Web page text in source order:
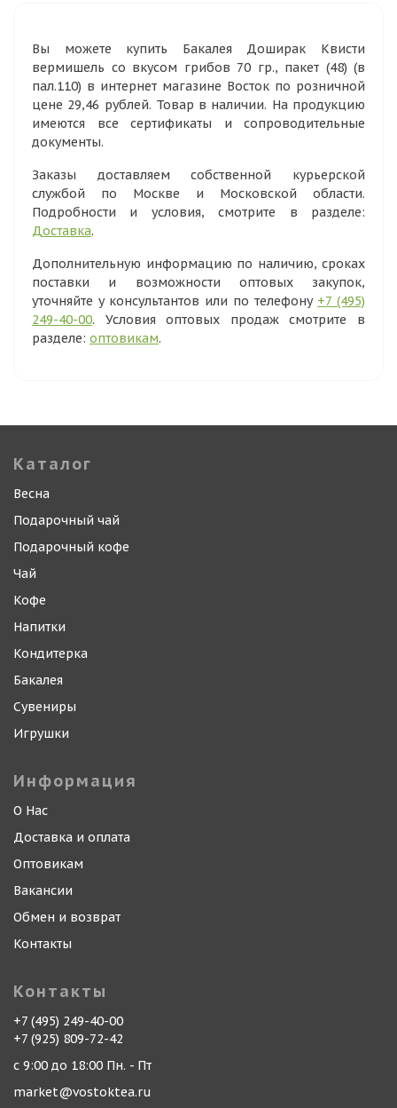
Вы можете купить Бакалея Доширак Квисти
вермишель со вкусом грибов 70 гр., пакет (48) (в
пал.110) в интернет магазине Восток по розничной
цене 29,46 рублей. Товар в наличии. На продукцию
имеются все сертификаты и сопроводительные
документы.
Заказы доставляем собственной курьерской
службой по Москве и Московской области.
Подробности и условия, смотрите в разделе:
Доставка.
Дополнительную информацию по наличию, сроках
поставки и возможности оптовых закупок,
уточняйте у консультантов или по телефону +7 (495)
249-40-00. Условия оптовых продаж смотрите в
разделе: оптовикам.
Каталог
Весна
Подарочный чай
Подарочный кофе
Чай
Кофе
Напитки
Кондитерка
Бакалея
Сувениры
Игрушки
Информация
О Нас
Доставка и оплата
Оптовикам
Вакансии
Обмен и возврат
Контакты
Контакты
+7 (495) 249-40-00
+7 (925) 809-72-42
с 9:00 до 18:00 Пн. - Пт
market@vostoktea.ru